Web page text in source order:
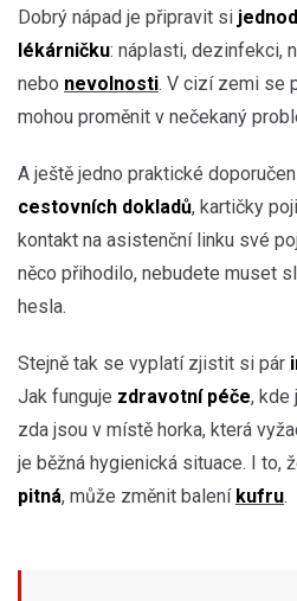
Dobrý nápad je připravit si
lékárničku: náplasti, dezinfekci,
nebo nevolnosti. V cizí zemi se
mohou proměnit v nečekaný
A ještě jedno praktické
cestovních dokladů, kartičky
kontakt na asistenční linku své
něco přihodilo, nebudete muset
hesla.
Stejně tak se vyplatí zjistit si pár
Jak funguje zdravotní péče, kde
zda jsou v místě horka, která
je běžná hygienická situace. I to,
pitná, může změnit balení kufru.